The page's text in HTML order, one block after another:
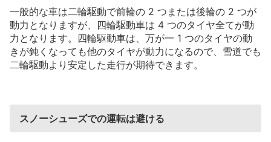
一般的な車は二輪駆動で前輪の 2 つまたは後輪の 2 つが
動力となりますが、四輪駆動車は 4 つのタイヤ全てが動
力となります。四輪駆動車は、万が一 1 つのタイヤの動
きが鈍くなっても他のタイヤが動力になるので、雪道でも
二輪駆動より安定した走行が期待できます。
スノーシューズでの運転は避ける